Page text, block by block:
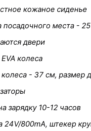
кожаное сиденье
места -
двери
колеса
- 37 см, размер
зарядку 10-12 часов
24V/800mA, штекер